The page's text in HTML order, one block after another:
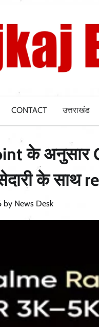
CONTACT उत्तराखंड
के
के साथ
by News Desk